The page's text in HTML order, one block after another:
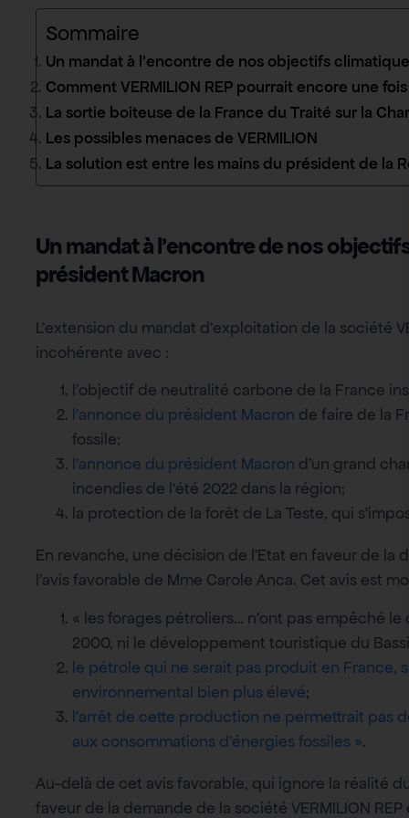
Sommaire
Un mandat à l’encontre de nos objectifs
Comment VERMILION REP pourrait encore une
La sortie boiteuse de la France du Traité sur la
Les possibles menaces de VERMILION
La solution est entre les mains du président de la
Un mandat à l’encontre de nos
président Macron
L’extension du mandat d’exploitation de la société
incohérente avec :
l’objectif de neutralité carbone de la France
l’annonce du président Macron de faire de la
fossile;
l’annonce du président Macron d’un grand
incendies de l’été 2022 dans la région;
la protection de la forêt de La Teste, qui
En revanche, une décision de l’Etat en faveur de la
l’avis favorable de Mme Carole Anca. Cet avis est
« les forages pétroliers… n’ont pas empêché
2000, ni le développement touristique du
le pétrole qui ne serait pas produit en
environnemental bien plus élevé;
l’arrêt de cette production ne permettrait pas
aux consommations d’énergies fossiles ».
Au-delà de cet avis favorable, qui ignore la réalité
faveur de la demande de la société VERMILION